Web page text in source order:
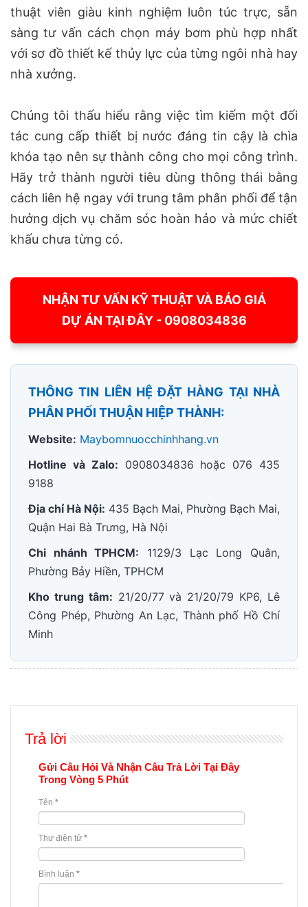
thuật viên giàu kinh nghiệm luôn túc trực, sẵn
sàng tư vấn cách chọn máy bơm phù hợp nhất
với sơ đồ thiết kế thủy lực của từng ngôi nhà hay
nhà xưởng.
Chúng tôi thấu hiểu rằng việc tìm kiếm một đối
tác cung cấp thiết bị nước đáng tin cậy là chìa
khóa tạo nên sự thành công cho mọi công trình.
Hãy trở thành người tiêu dùng thông thái bằng
cách liên hệ ngay với trung tâm phân phối để tận
hưởng dịch vụ chăm sóc hoàn hảo và mức chiết
khấu chưa từng có.
NHẬN TƯ VẤN KỸ THUẬT VÀ BÁO GIÁ
DỰ ÁN TẠI ĐÂY - 0908034836
THÔNG TIN LIÊN HỆ ĐẶT HÀNG TẠI NHÀ
PHÂN PHỐI THUẬN HIỆP THÀNH:
Website: Maybomnuocchinhhang.vn
Hotline và Zalo: 0908034836 hoặc 076 435
9188
Địa chỉ Hà Nội: 435 Bạch Mai, Phường Bạch Mai,
Quận Hai Bà Trưng, Hà Nội
Chi nhánh TPHCM: 1129/3 Lạc Long Quân,
Phường Bảy Hiền, TPHCM
Kho trung tâm: 21/20/77 và 21/20/79 KP6, Lê
Công Phép, Phường An Lạc, Thành phố Hồ Chí
Minh
Trả lời
Gửi Câu Hỏi Và Nhận Câu Trả Lời Tại Đây
Trong Vòng 5 Phút
Tên *
Thư điện tử *
Bình luận *